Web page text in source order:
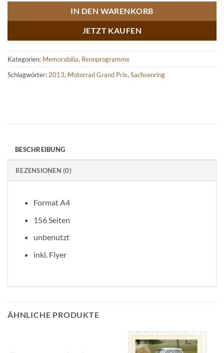
IN DEN WARENKORB
JETZT KAUFEN
Kategorien: Memorabilia, Rennprogramme
Schlagwörter:2013, Motorrad Grand Prix,Sachsenring
BESCHREIBUNG
REZENSIONEN (0)
Format A4
156 Seiten
unbenutzt
inkl. Flyer
ÄHNLICHE PRODUKTE